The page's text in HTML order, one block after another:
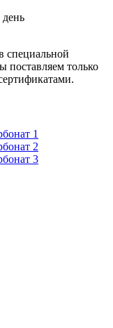
специальной
только